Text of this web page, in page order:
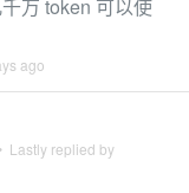
万 token 可以使
ago
• Lastly replied by